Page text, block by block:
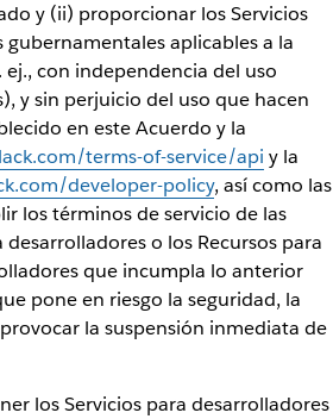
y (ii) proporcionar los Servicios
aplicables a la
ej., con independencia del uso
y sin perjuicio del uso que hacen
en este Acuerdo y la
terms-of-service/api y la
developer-policy, así como las
los términos de servicio de las
o los Recursos para
que incumpla lo anterior
pone en riesgo la seguridad, la
la suspensión inmediata de
los Servicios para desarrolladores